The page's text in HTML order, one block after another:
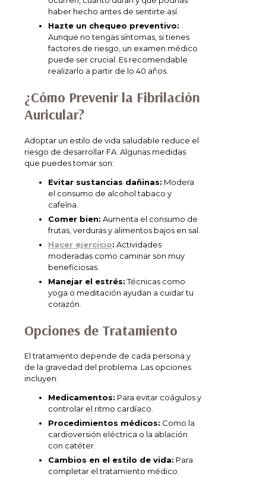
haber hecho antes de sentirte así.
Hazte un chequeo preventivo:
Aunque no tengas síntomas, si tienes
factores de riesgo, un examen médico
puede ser crucial. Es recomendable
realizarlo a partir de lo 40 años.
¿Cómo Prevenir la Fibrilación
Auricular?
Adoptar un estilo de vida saludable reduce el
riesgo de desarrollar FA. Algunas medidas
que puedes tomar son:
Evitar sustancias dañinas: Modera
el consumo de alcohol tabaco y
cafeína.
Comer bien: Aumenta el consumo de
frutas, verduras y alimentos bajos en sal.
Hacer ejercicio: Actividades
moderadas como caminar son muy
beneficiosas.
Manejar el estrés:Técnicas como
yoga o meditación ayudan a cuidar tu
corazón.
Opciones de Tratamiento
El tratamiento depende de cada persona y
de la gravedad del problema. Las opciones
incluyen:
Medicamentos: Para evitar coágulos y
controlar el ritmo cardíaco.
Procedimientos médicos: Como la
cardioversión eléctrica o la ablación
con catéter.
Cambios en el estilo de vida: Para
completar el tratamiento médico.